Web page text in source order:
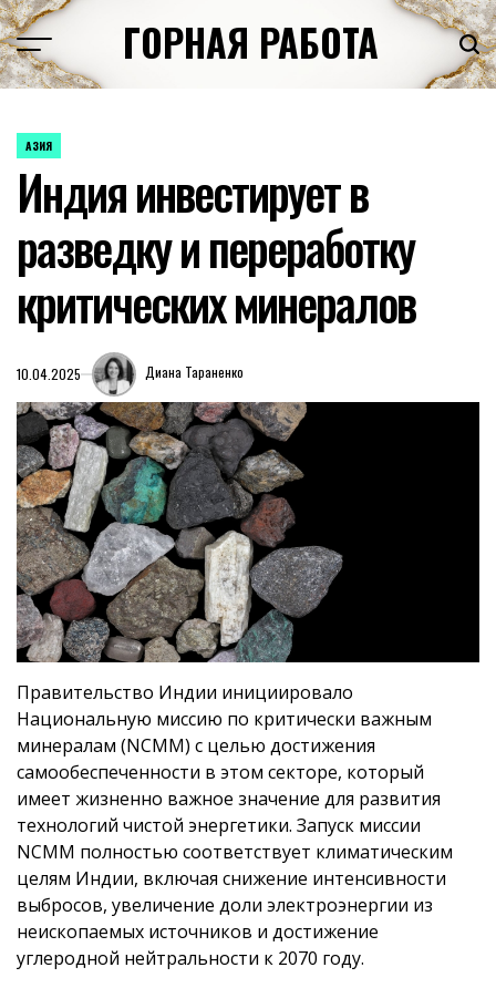
Перейти
к
содержимому
ГОРНАЯ РАБОТА
ОПУБЛИКОВАНО
АЗИЯ
Индия инвестирует в
разведку и переработку
критических минералов
10.04.2025 Диана Тараненко
Правительство Индии инициировало
Национальную миссию по критически важным
минералам (NCMM) с целью достижения
самообеспеченности в этом секторе, который
имеет жизненно важное значение для развития
технологий чистой энергетики. Запуск миссии
NCMM полностью соответствует климатическим
целям Индии, включая снижение интенсивности
выбросов, увеличение доли электроэнергии из
неископаемых источников и достижение
углеродной нейтральности к 2070 году.